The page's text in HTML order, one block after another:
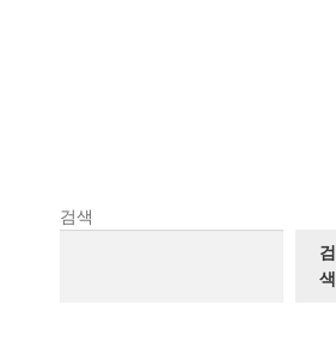
검색
검
색